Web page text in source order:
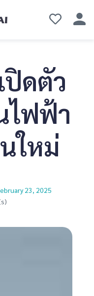
ปิดตัว
ไฟฟ้า
ใหม่
23, 2025